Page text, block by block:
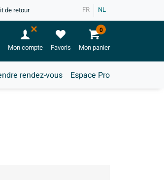
de retour FR NL
Mon compte Favoris Mon panier
0
rendez-vous Espace Pro